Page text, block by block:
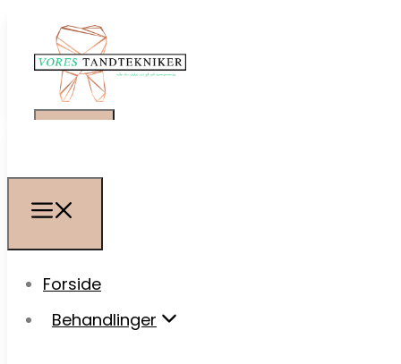
Forside
Behandlinger
Forside
Behandlinger